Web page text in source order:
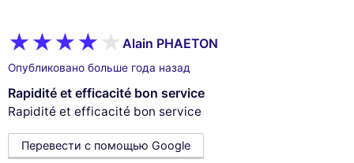
Alain PHAETON
Опубликовано больше года назад
Rapidité et efficacité bon service
Rapidité et efficacité bon service
Перевести с помощью Google